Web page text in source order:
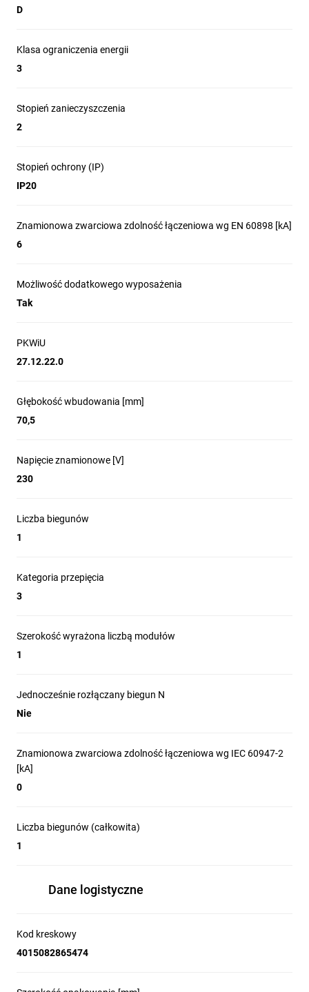
D
Klasa ograniczenia energii
3
Stopień zanieczyszczenia
2
Stopień ochrony (IP)
IP20
Znamionowa zwarciowa zdolność łączeniowa wg EN 60898 [kA]
6
Możliwość dodatkowego wyposażenia
Tak
PKWiU
27.12.22.0
Głębokość wbudowania [mm]
70,5
Napięcie znamionowe [V]
230
Liczba biegunów
1
Kategoria przepięcia
3
Szerokość wyrażona liczbą modułów
1
Jednocześnie rozłączany biegun N
Nie
Znamionowa zwarciowa zdolność łączeniowa wg IEC 60947-2
[kA]
0
Liczba biegunów (całkowita)
1
Dane logistyczne
Kod kreskowy
4015082865474